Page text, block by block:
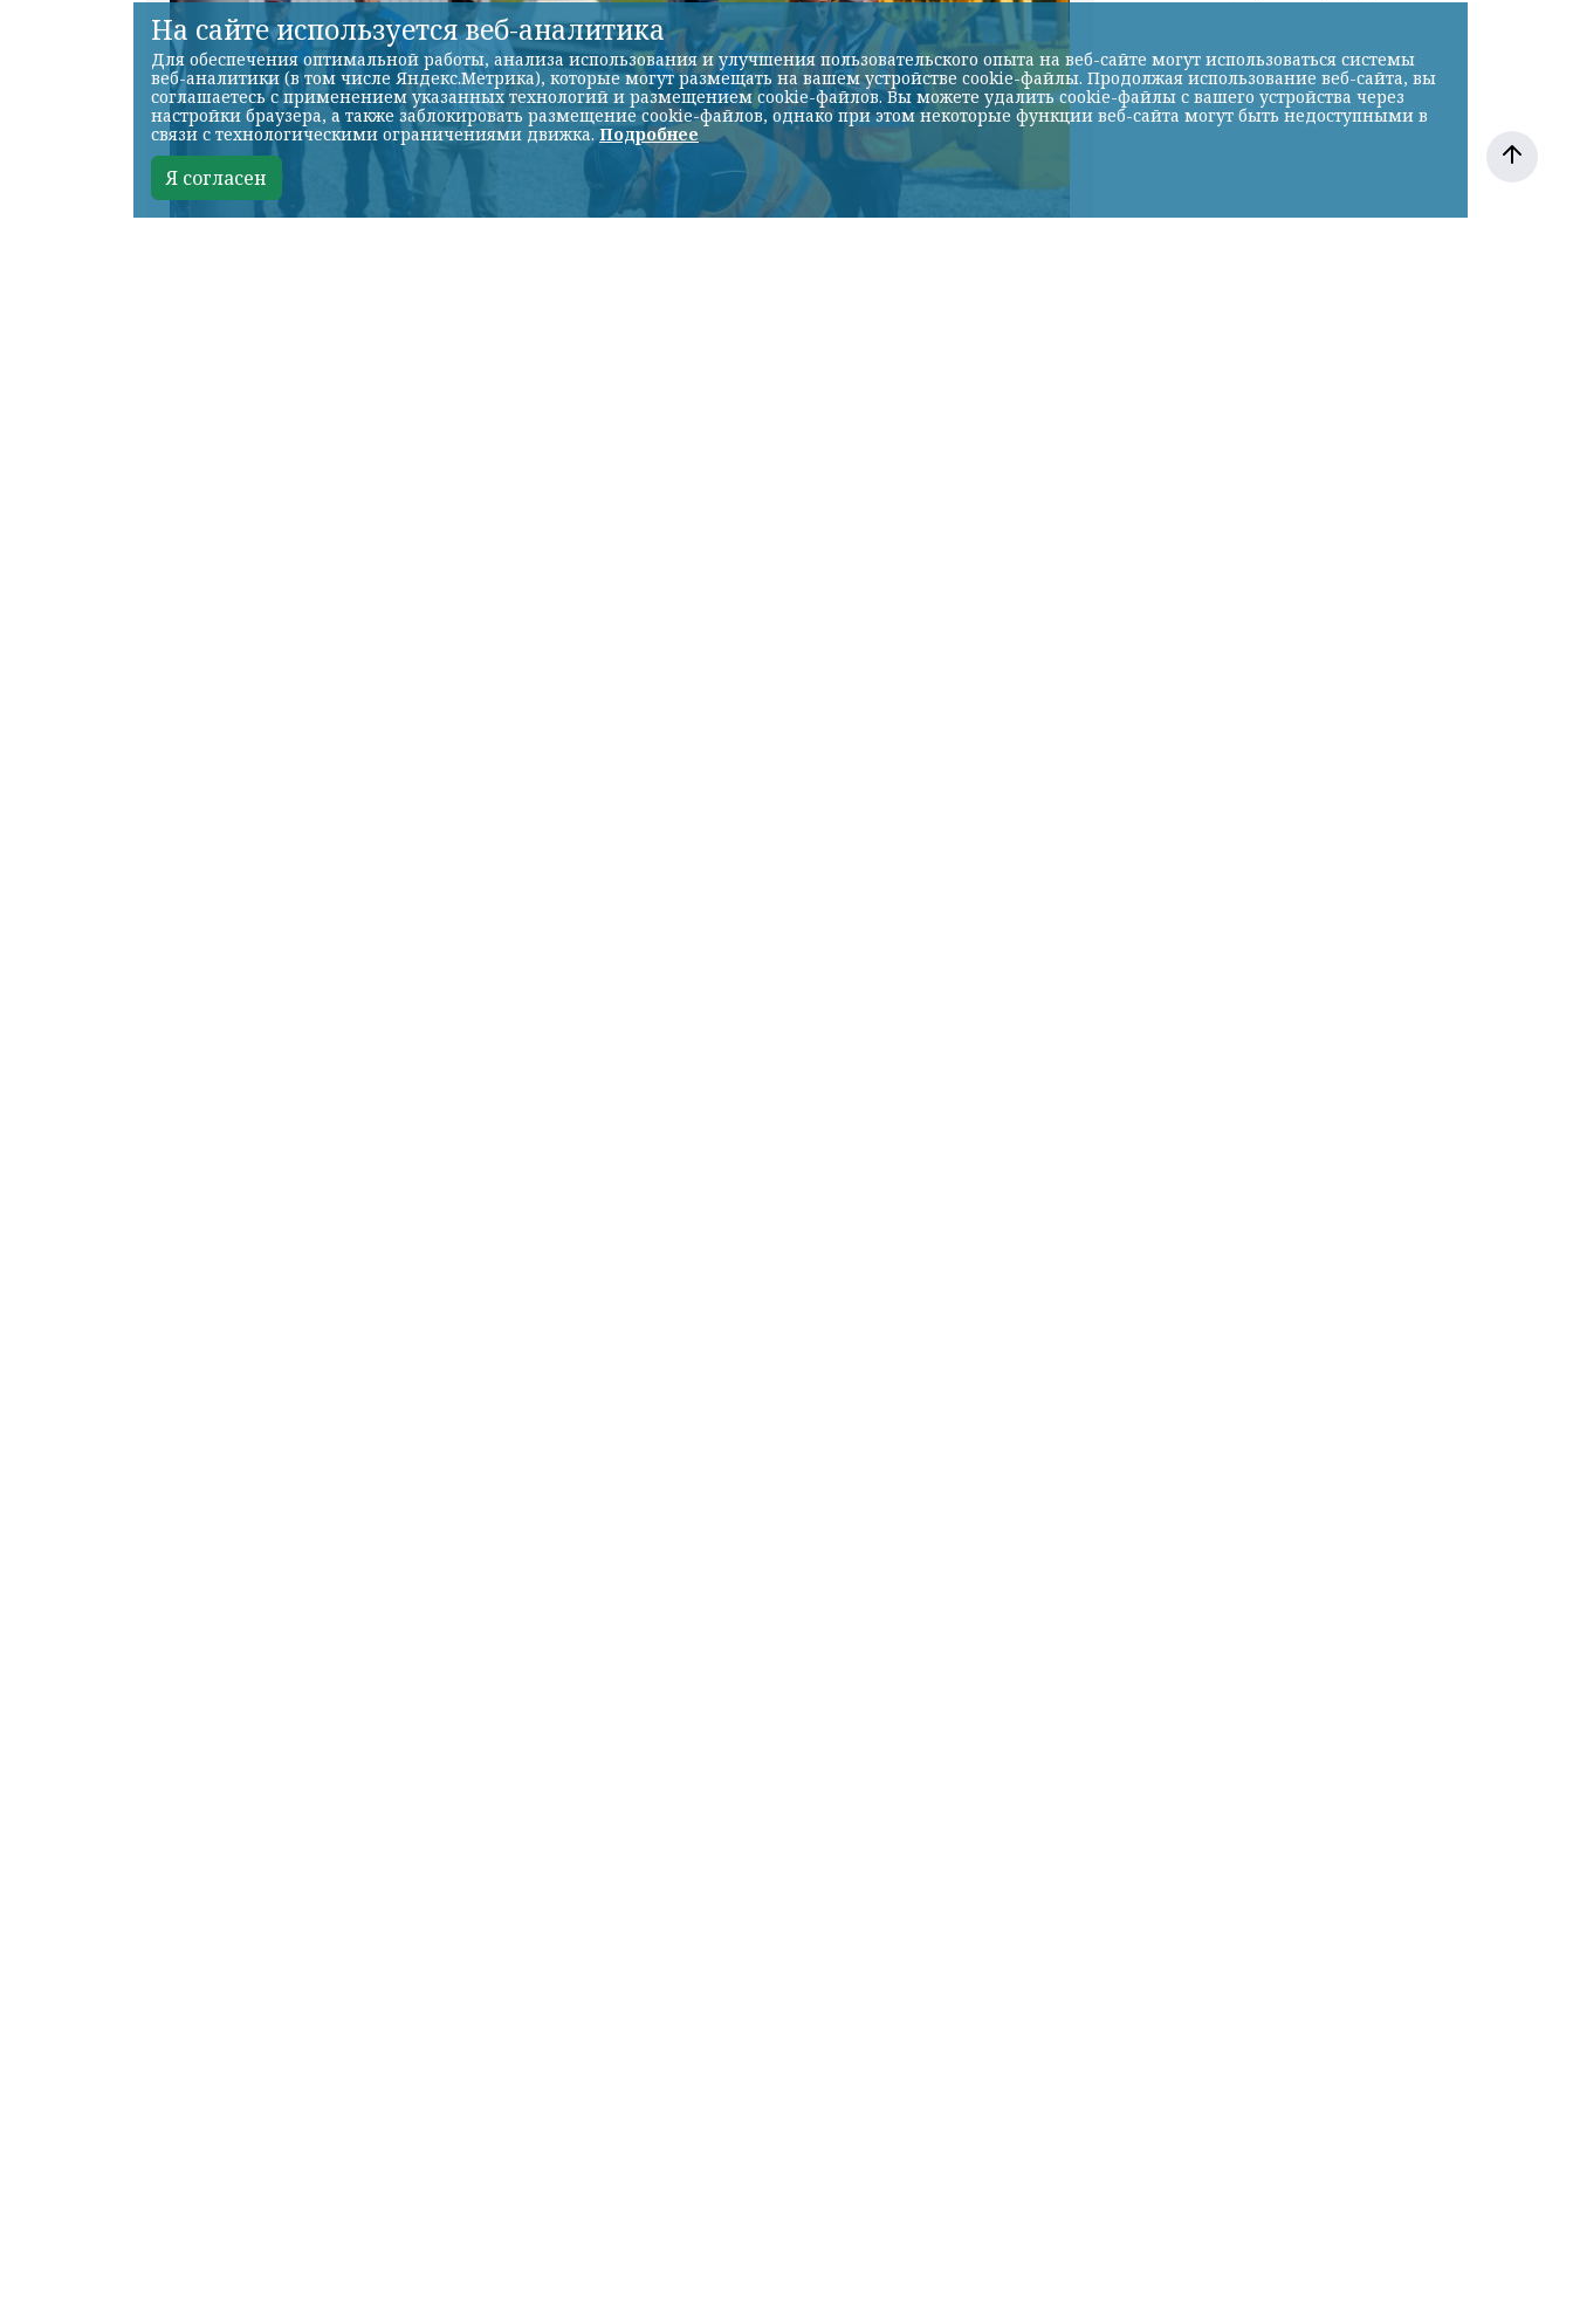
На сайте используется веб-аналитика
Для обеспечения оптимальной работы, анализа использования и улучшения пользовательского опыта на веб-сайте могут использоваться системы
веб-аналитики (в том числе Яндекс.Метрика), которые могут размещать на вашем устройстве cookie-файлы. Продолжая использование веб-сайта, вы
соглашаетесь с применением указанных технологий и размещением cookie-файлов. Вы можете удалить cookie-файлы с вашего устройства через
настройки браузера, а также заблокировать размещение cookie-файлов, однако при этом некоторые функции веб-сайта могут быть недоступными в
связи с технологическими ограничениями движка. Подробнее
Я согласен